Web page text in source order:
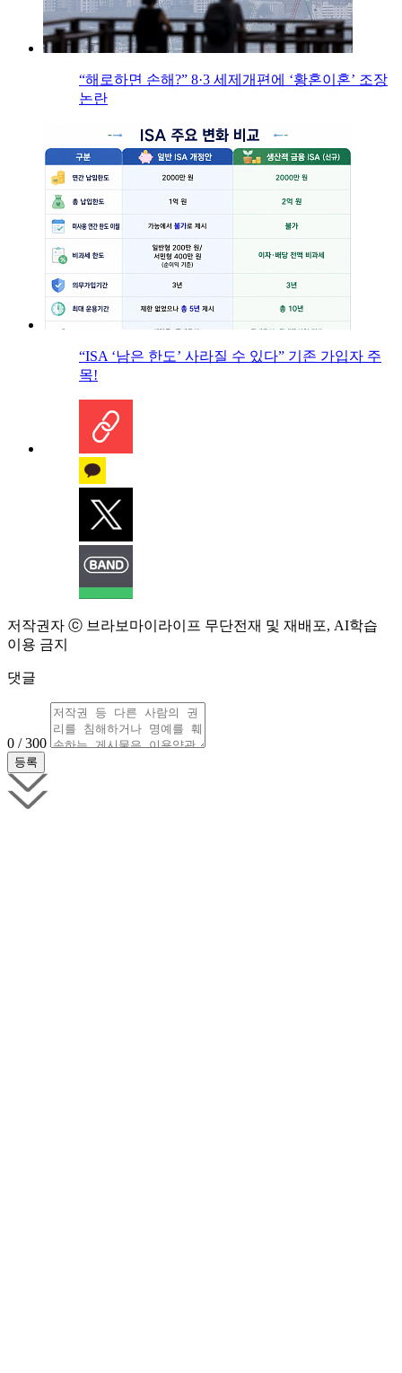
“해로하면 손해?” 8·3 세제개편에 ‘황혼이혼’ 조장
논란
“ISA ‘남은 한도’ 사라질 수 있다” 기존 가입자 주
목!
저작권자 ⓒ 브라보마이라이프 무단전재 및 재배포, AI학습
이용 금지
댓글
0 / 300